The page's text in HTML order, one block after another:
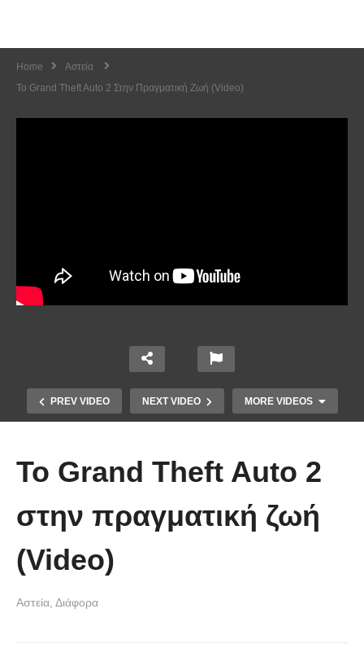
Home
Αστεία
Το Grand Theft Auto 2 Στην Πραγματική Ζωή (Video)
PREV VIDEO NEXT VIDEO MORE VIDEOS
Κάμερα πυροσβεστικού οχήματος
μιας δασικής πυρκαγιάς
Το Grand Theft Auto 2
στην πραγματική ζωή
(Video)
Αστεία Διάφορα